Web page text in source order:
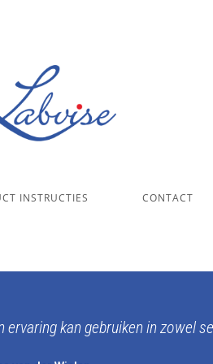
INSTRUCTIES CONTACT
kan gebruiken in zowel